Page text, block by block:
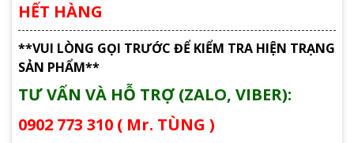
HẾT HÀNG
**VUI LÒNG GỌI TRƯỚC ĐỂ KIỂM TRA HIỆN TRẠNG
SẢN PHẨM**
TƯ VẤN VÀ HỖ TRỢ (ZALO, VIBER):
0902 773 310 ( Mr. TÙNG )